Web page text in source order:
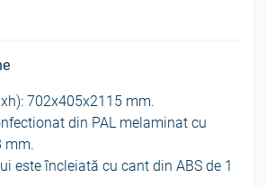
702x405x2115 mm.
din PAL melaminat cu
mm.
este încleiată cu cant din ABS de 1